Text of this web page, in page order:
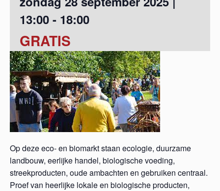
13:00 - 18:00
GRATIS
Op deze eco- en biomarkt staan ecologie, duurzame
landbouw, eerlijke handel, biologische voeding,
streekproducten, oude ambachten en gebruiken centraal.
Proef van heerlijke lokale en biologische producten,